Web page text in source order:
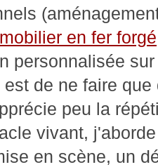
mobilier en fer forgé
personnalisée
de ne faire que
peu la
vivant,
en scène, un